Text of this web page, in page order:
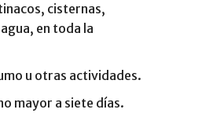
cisternas,
en toda la
u otras actividades.
mayor a siete días.